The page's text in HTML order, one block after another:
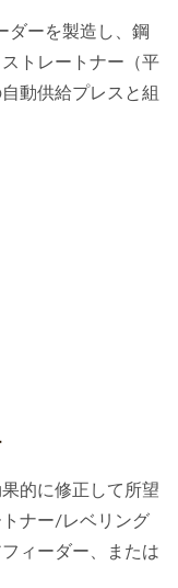
ダーを製造し、鋼
トレートナー（平
動供給プレスと組
的に修正して所望
ナー/レベリング
ィーダー、または